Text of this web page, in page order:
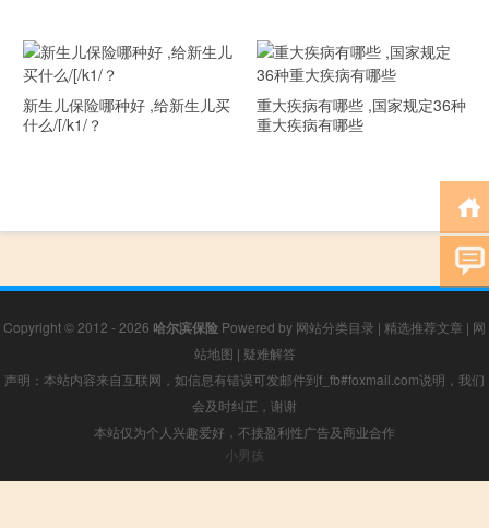
新生儿保险哪种好 ,给新生儿买
什么/[/k1/？
重大疾病有哪些 ,国家规定36种
重大疾病有哪些
Copyright © 2012 - 2026 哈尔滨保险 Powered by 网站分类目录 | 精选推荐文章 | 网
站地图 | 疑难解答
声明：本站内容来自互联网，如信息有错误可发邮件到f_fb#foxmail.com说明，我们
会及时纠正，谢谢
本站仅为个人兴趣爱好，不接盈利性广告及商业合作
小男孩